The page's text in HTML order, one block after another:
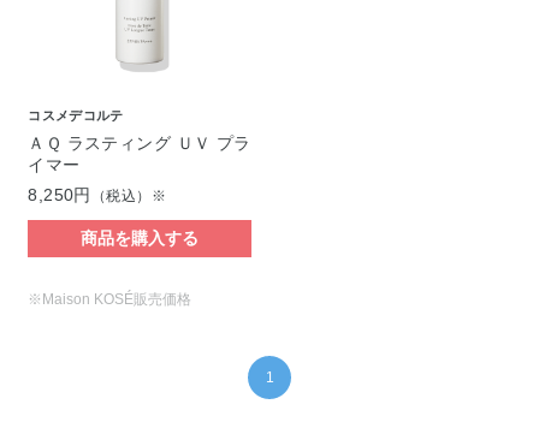
コスメデコルテ
ＡＱ ラスティング ＵＶ プラ
イマー
8,250円
（税込）※
商品を購入する
※Maison KOSÉ販売価格
1